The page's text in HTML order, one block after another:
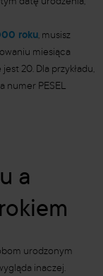
roku, musisz
miesiąca
20. Dla przykładu,
numer PESEL
a
urodzonym
inaczej.